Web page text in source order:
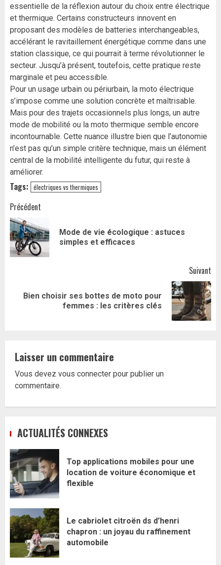
essentielle de la réflexion autour du choix entre électrique
et thermique. Certains constructeurs innovent en
proposant des modèles de batteries interchangeables,
accélérant le ravitaillement énergétique comme dans une
station classique, ce qui pourrait à terme révolutionner le
secteur. Jusqu’à présent, toutefois, cette pratique reste
marginale et peu accessible.
Pour un usage urbain ou périurbain, la moto électrique
s’impose comme une solution concrète et maîtrisable.
Mais pour des trajets occasionnels plus longs, un autre
mode de mobilité ou la moto thermique semble encore
incontournable. Cette nuance illustre bien que l’autonomie
n’est pas qu’un simple critère technique, mais un élément
central de la mobilité intelligente du futur, qui reste à
améliorer.
Tags: électriques vs thermiques
Navigation
d’article
Précédent
Mode de vie écologique : astuces
simples et efficaces
Suivant
ArticleBien choisir ses bottes de moto pour
femmes : les critères clés
Laisser un commentaire
Vous devez vous connecter pour publier un
commentaire.
ACTUALITÉS CONNEXES
Top applications mobiles pour une
location de voiture économique et
flexible
Le cabriolet citroën ds d’henri
chapron : un joyau du raffinement
automobile